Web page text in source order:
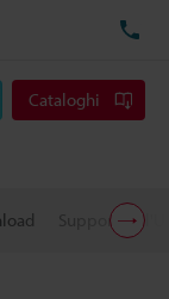
Cataloghi
Supporto